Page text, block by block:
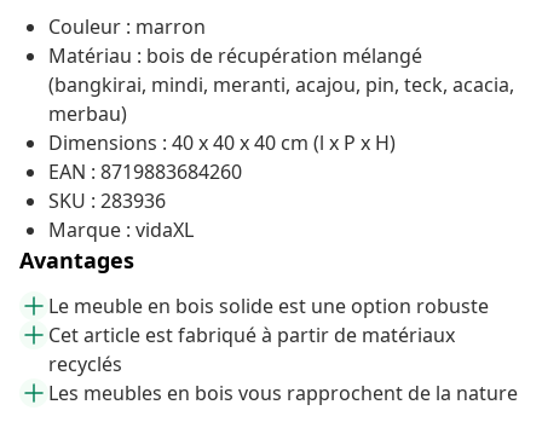
Couleur : marron
Matériau : bois de récupération mélangé
(bangkirai, mindi, meranti, acajou, pin, teck, acacia,
merbau)
Dimensions : 40 x 40 x 40 cm (l x P x H)
EAN : 8719883684260
SKU : 283936
Marque : vidaXL
Avantages
Le meuble en bois solide est une option robuste
Cet article est fabriqué à partir de matériaux
recyclés
Les meubles en bois vous rapprochent de la nature